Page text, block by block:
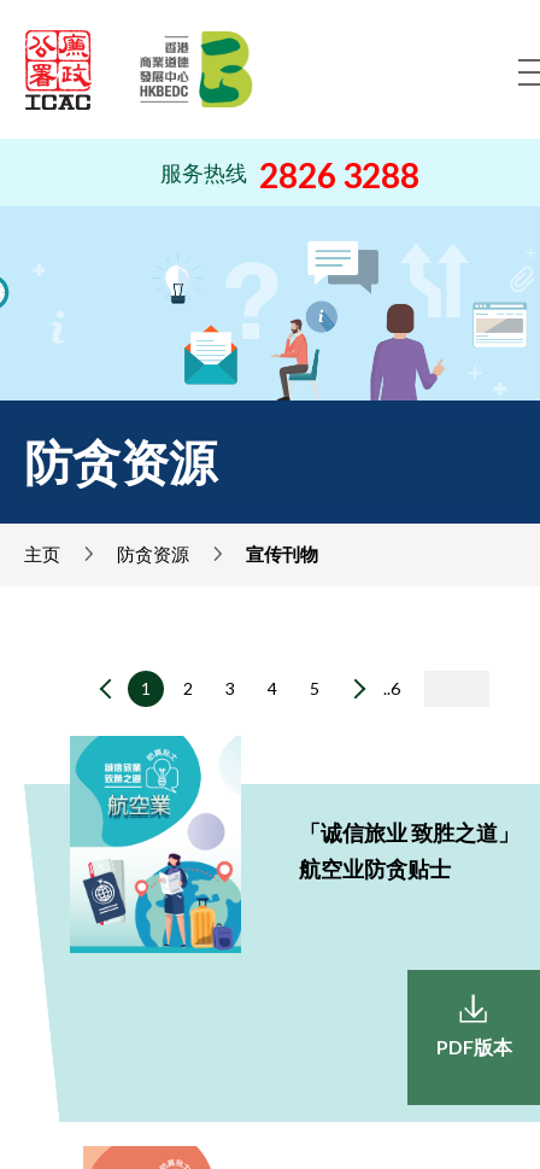
跳到内容（按回车键）
服务热线 2826 3288
防贪资源
主页 防贪资源 宣传刊物
1 2 3 4 5 ..6
「诚信旅业 致胜之道」
航空业防贪贴士
PDF版本